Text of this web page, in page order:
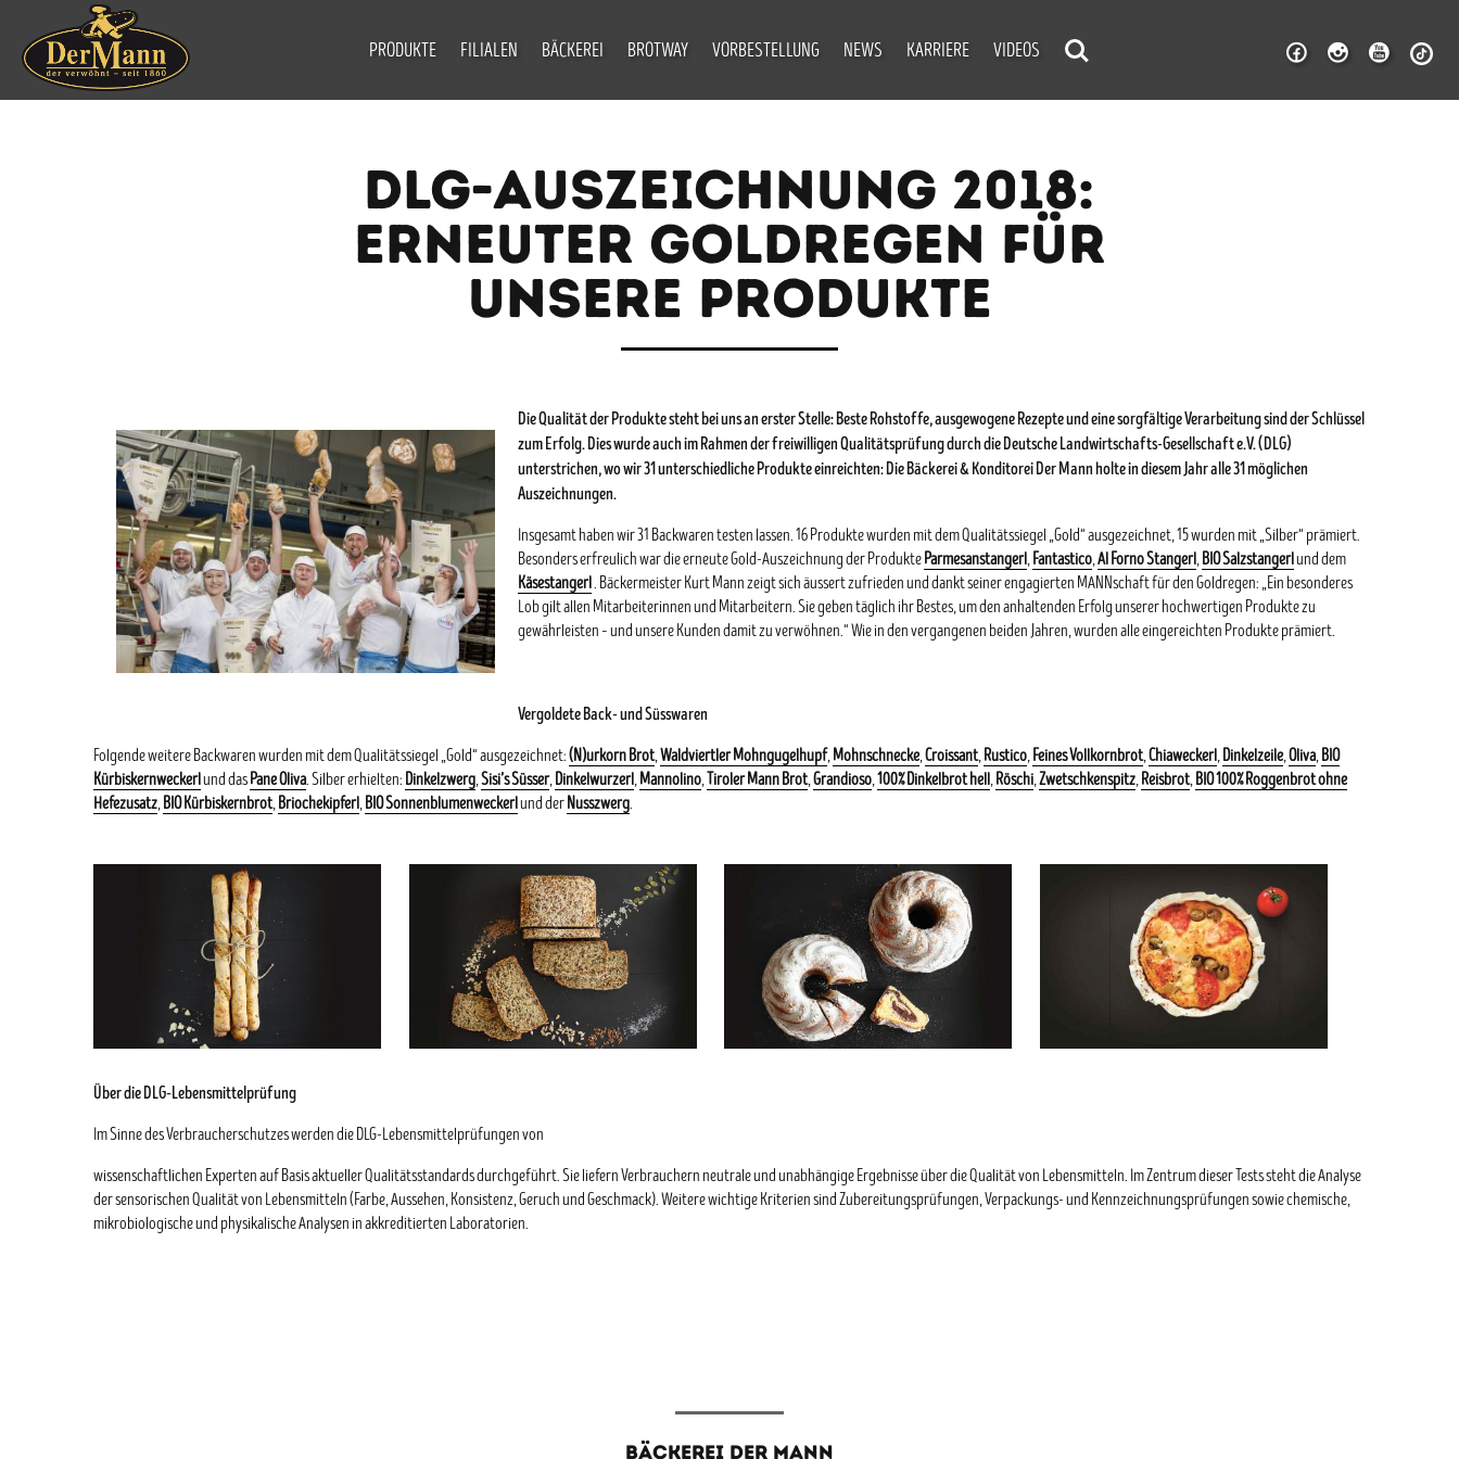
PRODUKTE FILIALEN BÄCKEREI BROTWAY VORBESTELLUNG NEWS KARRIERE VIDEOS
DLG-AUSZEICHNUNG 2018:
ERNEUTER GOLDREGEN FÜR
UNSERE PRODUKTE
Die Qualität der Produkte steht bei uns an erster Stelle: Beste Rohstoffe, ausgewogene Rezepte und eine sorgfältige Verarbeitung sind der Schlüssel
zum Erfolg. Dies wurde auch im Rahmen der freiwilligen Qualitätsprüfung durch die Deutsche Landwirtschafts-Gesellschaft e.V. (DLG)
unterstrichen, wo wir 31 unterschiedliche Produkte einreichten: Die Bäckerei & Konditorei Der Mann holte in diesem Jahr alle 31 möglichen
Auszeichnungen.
Insgesamt haben wir 31 Backwaren testen lassen. 16 Produkte wurden mit dem Qualitätssiegel „Gold“ ausgezeichnet, 15 wurden mit „Silber“ prämiert.
Besonders erfreulich war die erneute Gold-Auszeichnung der ProdukteParmesanstangerl,Fantastico,Al Forno Stangerl,BIO Salzstangerlund dem
Käsestangerl. Bäckermeister Kurt Mann zeigt sich äussert zufrieden und dankt seiner engagierten MANNschaft für den Goldregen: „Ein besonderes
Lob gilt allen Mitarbeiterinnen und Mitarbeitern. Sie geben täglich ihr Bestes, um den anhaltenden Erfolg unserer hochwertigen Produkte zu
gewährleisten – und unsere Kunden damit zu verwöhnen.“ Wie in den vergangenen beiden Jahren, wurden alle eingereichten Produkte prämiert.
Vergoldete Back- und Süsswaren
Folgende weitere Backwaren wurden mit dem Qualitätssiegel „Gold“ ausgezeichnet:(N)urkorn Brot,Waldviertler Mohngugelhupf,Mohnschnecke,Croissant,Rustico,Feines Vollkornbrot,Chiaweckerl,Dinkelzeile,Oliva,BIO
Kürbiskernweckerlund dasPane Oliva. Silber erhielten: Dinkelzwerg,Sisi’s Süsser,Dinkelwurzerl,Mannolino, Tiroler Mann Brot,Grandioso,100% Dinkelbrot hell,Röschi,Zwetschkenspitz,Reisbrot,BIO 100% Roggenbrot ohne
Hefezusatz,BIO Kürbiskernbrot,Briochekipferl,BIO Sonnenblumenweckerlund derNusszwerg.
Über die DLG-Lebensmittelprüfung
Im Sinne des Verbraucherschutzes werden die DLG-Lebensmittelprüfungen von
wissenschaftlichen Experten auf Basis aktueller Qualitätsstandards durchgeführt. Sie liefern Verbrauchern neutrale und unabhängige Ergebnisse über die Qualität von Lebensmitteln. Im Zentrum dieser Tests steht die Analyse
der sensorischen Qualität von Lebensmitteln (Farbe, Aussehen, Konsistenz, Geruch und Geschmack). Weitere wichtige Kriterien sind Zubereitungsprüfungen, Verpackungs- und Kennzeichnungsprüfungen sowie chemische,
mikrobiologische und physikalische Analysen in akkreditierten Laboratorien.
BÄCKEREI DER MANN